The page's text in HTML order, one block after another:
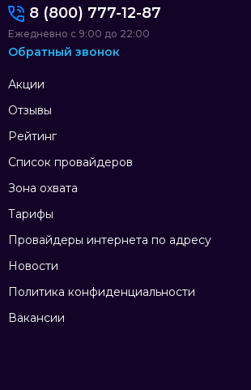
Акции
Отзывы
Рейтинг
Список провайдеров
Зона охвата
Тарифы
Провайдеры интернета по адресу
Новости
Политика конфиденциальности
Вакансии
8 (800) 777-12-87
Ежедневно с 9:00 до 22:00
Обратный звонок